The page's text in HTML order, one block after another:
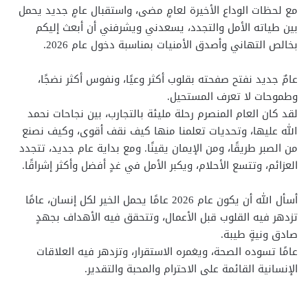
مع لحظات الوداع الأخيرة لعامٍ مضى، واستقبال عامٍ جديد يحمل
بين طياته الأمل والتجدد، يسعدني ويشرفني أن أبعث إليكم
بخالص التهاني وأصدق الأمنيات بمناسبة دخول عام 2026.
عامٌ جديد نفتح صفحته بقلوب أكثر وعيًا، ونفوس أكثر نضجًا،
وطموحات لا تعرف المستحيل.
لقد كان العام المنصرم رحلة مليئة بالتجارب، بين نجاحات نحمد
الله عليها، وتحديات تعلمنا منها كيف نقف أقوى، وكيف نصنع
من الصبر طريقًا، ومن الإيمان يقينًا. ومع بداية عام جديد، تتجدد
العزائم، وتتسع الأحلام، ويكبر الأمل في غدٍ أفضل وأكثر إشراقًا.
أسأل الله أن يكون عام 2026 عامًا يحمل الخير لكل إنسان، عامًا
تزدهر فيه القلوب قبل الأعمال، وتتحقق فيه الأهداف بجهدٍ
صادق ونيةٍ طيبة.
عامًا تسوده الصحة، ويغمره الاستقرار، وتزدهر فيه العلاقات
الإنسانية القائمة على الاحترام والمحبة والتقدير.